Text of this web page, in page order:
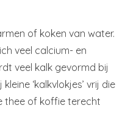
of koken van water.
veel calcium- en
veel kalk gevormd bij
‘kalkvlokjes’ vrij die
thee of koffie terecht